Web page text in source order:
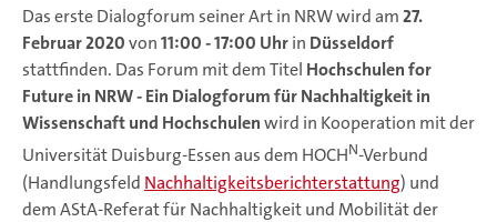
Das erste Dialogforum seiner Art in NRW wird am27.
Februar 2020von11:00 - 17:00 Uhrin Düsseldorf
stattfinden. Das Forum mit dem Titel Hochschulen for
Future in NRW - Ein Dialogforum für Nachhaltigkeit in
Wissenschaft und Hochschulenwird in Kooperation mit der
Universität Duisburg-Essen aus dem HOCHN-Verbund
(Handlungsfeld Nachhaltigkeitsberichterstattung) und
dem AStA-Referat für Nachhaltigkeit und Mobilität der